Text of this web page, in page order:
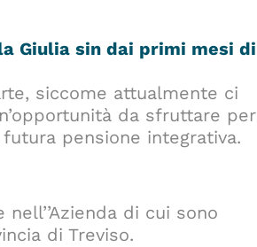
Giulia sin dai primi mesi di
siccome attualmente ci
da sfruttare per
pensione integrativa.
di cui sono
di Treviso.